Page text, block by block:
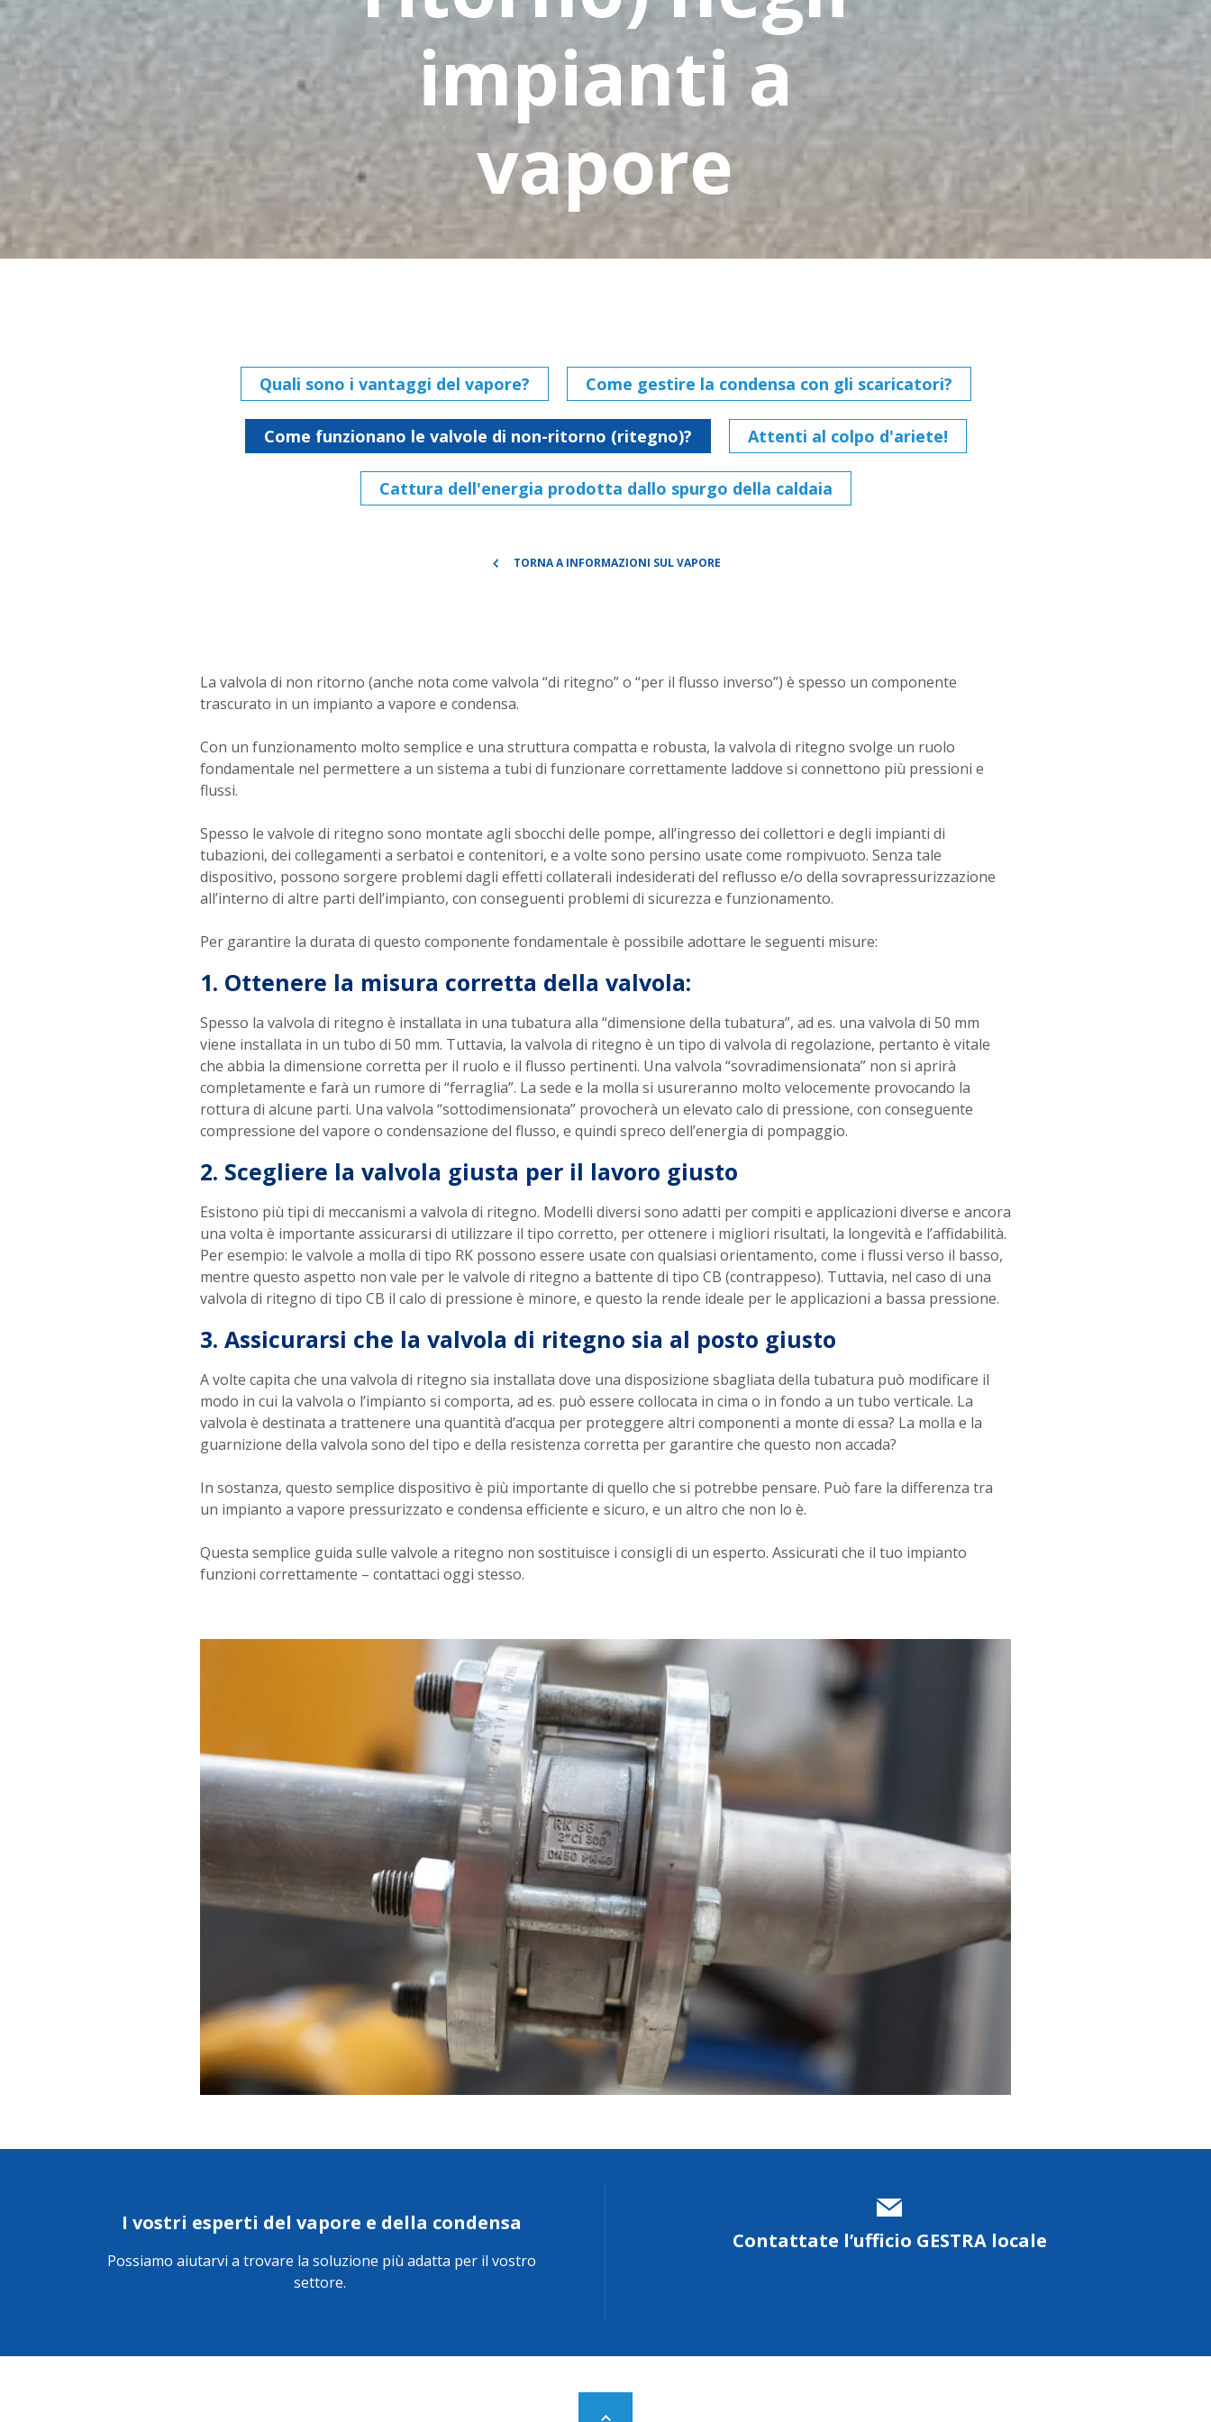
impianti a
vapore
Quali sono i vantaggi del vapore? Come gestire la condensa con gli scaricatori?
Come funzionano le valvole di non-ritorno (ritegno)? Attenti al colpo d'ariete!
Cattura dell'energia prodotta dallo spurgo della caldaia
TORNA A INFORMAZIONI SUL VAPORE
La valvola di non ritorno (anche nota come valvola “di ritegno” o “per il flusso inverso”) è spesso un componente
trascurato in un impianto a vapore e condensa.
Con un funzionamento molto semplice e una struttura compatta e robusta, la valvola di ritegno svolge un ruolo
fondamentale nel permettere a un sistema a tubi di funzionare correttamente laddove si connettono più pressioni e
flussi.
Spesso le valvole di ritegno sono montate agli sbocchi delle pompe, all’ingresso dei collettori e degli impianti di
tubazioni, dei collegamenti a serbatoi e contenitori, e a volte sono persino usate come rompivuoto. Senza tale
dispositivo, possono sorgere problemi dagli effetti collaterali indesiderati del reflusso e/o della sovrapressurizzazione
all’interno di altre parti dell’impianto, con conseguenti problemi di sicurezza e funzionamento.
Per garantire la durata di questo componente fondamentale è possibile adottare le seguenti misure:
1. Ottenere la misura corretta della valvola:
Spesso la valvola di ritegno è installata in una tubatura alla “dimensione della tubatura”, ad es. una valvola di 50 mm
viene installata in un tubo di 50 mm. Tuttavia, la valvola di ritegno è un tipo di valvola di regolazione, pertanto è vitale
che abbia la dimensione corretta per il ruolo e il flusso pertinenti. Una valvola “sovradimensionata” non si aprirà
completamente e farà un rumore di “ferraglia”. La sede e la molla si usureranno molto velocemente provocando la
rottura di alcune parti. Una valvola “sottodimensionata” provocherà un elevato calo di pressione, con conseguente
compressione del vapore o condensazione del flusso, e quindi spreco dell’energia di pompaggio.
2. Scegliere la valvola giusta per il lavoro giusto
Esistono più tipi di meccanismi a valvola di ritegno. Modelli diversi sono adatti per compiti e applicazioni diverse e ancora
una volta è importante assicurarsi di utilizzare il tipo corretto, per ottenere i migliori risultati, la longevità e l’affidabilità.
Per esempio: le valvole a molla di tipo RK possono essere usate con qualsiasi orientamento, come i flussi verso il basso,
mentre questo aspetto non vale per le valvole di ritegno a battente di tipo CB (contrappeso). Tuttavia, nel caso di una
valvola di ritegno di tipo CB il calo di pressione è minore, e questo la rende ideale per le applicazioni a bassa pressione.
3. Assicurarsi che la valvola di ritegno sia al posto giusto
A volte capita che una valvola di ritegno sia installata dove una disposizione sbagliata della tubatura può modificare il
modo in cui la valvola o l’impianto si comporta, ad es. può essere collocata in cima o in fondo a un tubo verticale. La
valvola è destinata a trattenere una quantità d’acqua per proteggere altri componenti a monte di essa? La molla e la
guarnizione della valvola sono del tipo e della resistenza corretta per garantire che questo non accada?
In sostanza, questo semplice dispositivo è più importante di quello che si potrebbe pensare. Può fare la differenza tra
un impianto a vapore pressurizzato e condensa efficiente e sicuro, e un altro che non lo è.
Questa semplice guida sulle valvole a ritegno non sostituisce i consigli di un esperto. Assicurati che il tuo impianto
funzioni correttamente – contattaci oggi stesso.
I vostri esperti del vapore e della condensa
Possiamo aiutarvi a trovare la soluzione più adatta per il vostro
settore.
Contattate l’ufficio GESTRA locale